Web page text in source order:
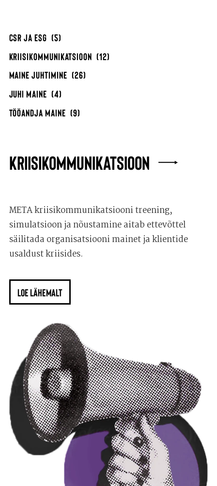
CSR JA ESG (5)
KRIISIKOMMUNIKATSIOON (12)
MAINE JUHTIMINE (26)
JUHI MAINE (4)
TÖÖANDJA MAINE (9)
KRIISIKOMMUNIKATSIOON
META kriisikommunikatsiooni treening,
simulatsioon ja nõustamine aitab ettevõttel
säilitada organisatsiooni mainet ja klientide
usaldust kriisides.
LOE LÄHEMALT